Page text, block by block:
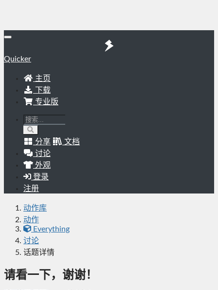
Quicker
主页
下载
专业版
分享
文档
讨论
外观
登录
注册
动作库
动作
Everything
讨论
话题详情
请看一下，谢谢！